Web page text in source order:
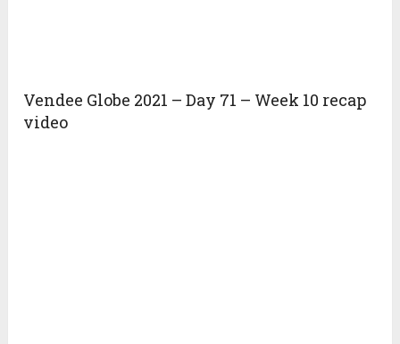
Vendee Globe 2021 – Day 71 – Week 10 recap
video